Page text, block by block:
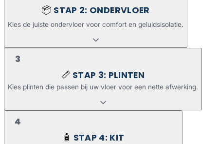
📦 STAP 2: ONDERVLOER
Kies de juiste ondervloer voor comfort en geluidsisolatie.
3
📏 STAP 3: PLINTEN
Kies plinten die passen bij uw vloer voor een nette afwerking.
4
🧴 STAP 4: KIT